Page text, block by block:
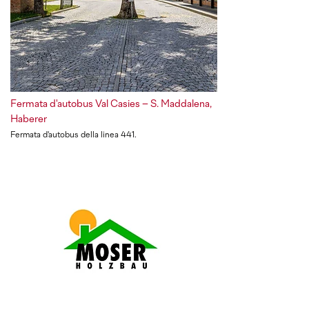
Fermata d'autobus Val Casies – S. Maddalena,
Haberer
Fermata d'autobus della linea 441.